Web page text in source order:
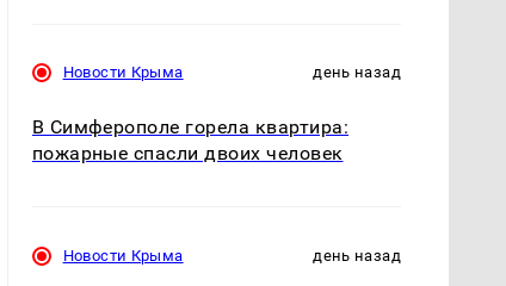
Не ешьте эту
Новости Крыма день назад
В Симферополе горела квартира:
пожарные спасли двоих человек
Новости Крыма день назад